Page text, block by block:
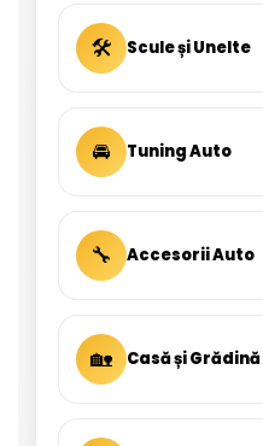
🛠 Scule și Unelte
🚘 Tuning Auto
🔧 Accesorii Auto
🏡 Casă și Grădină